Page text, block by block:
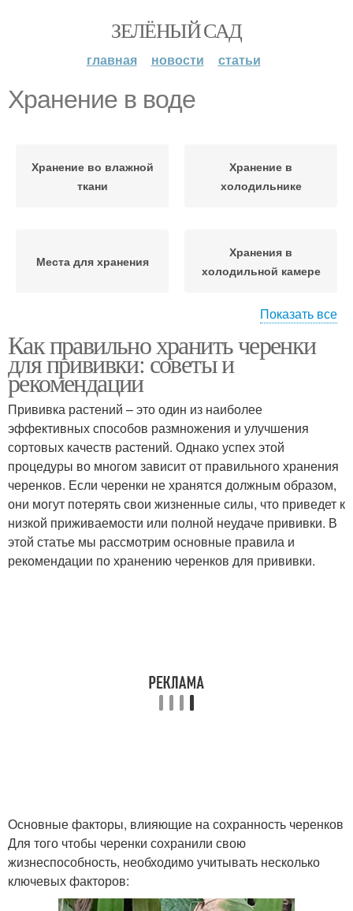
ЗЕЛЁНЫЙ САД
главная новости статьи
Хранение в воде
Хранение во влажной
ткани
Хранение в
холодильнике
Места для хранения
Хранения в
холодильной камере
хранения
Хранение под мойкой
Хранение в подъезде Картофель к хранению
Показать все
Как правильно хранить черенки
для прививки: советы и
рекомендации
Прививка растений – это один из наиболее
эффективных способов размножения и улучшения
сортовых качеств растений. Однако успех этой
процедуры во многом зависит от правильного хранения
черенков. Если черенки не хранятся должным образом,
они могут потерять свои жизненные силы, что приведет к
низкой приживаемости или полной неудаче прививки. В
этой статье мы рассмотрим основные правила и
рекомендации по хранению черенков для прививки.
Основные факторы, влияющие на сохранность черенков
Для того чтобы черенки сохранили свою
жизнеспособность, необходимо учитывать несколько
ключевых факторов: